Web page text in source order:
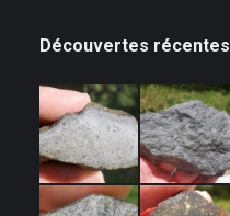
Découvertes récentes